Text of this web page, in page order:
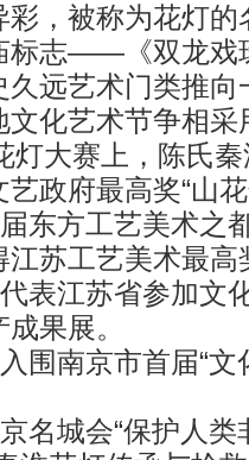
，被称为花灯的
标志——《双龙戏
远艺术门类推
化艺术节争相采
灯大赛上，陈氏秦
政府最高奖“山
东方工艺美术之
苏工艺美术最高
表江苏省参加文
果展。
围南京市首届“文
名城会“保护人